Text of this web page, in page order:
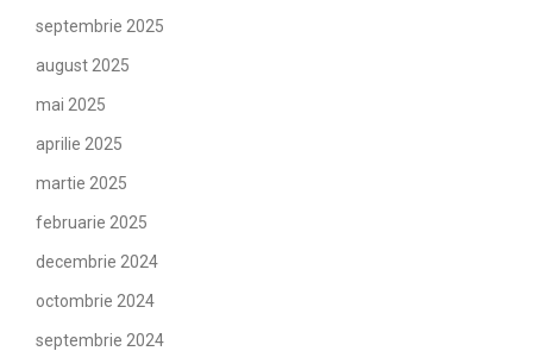
septembrie 2025
august 2025
mai 2025
aprilie 2025
martie 2025
februarie 2025
decembrie 2024
octombrie 2024
septembrie 2024